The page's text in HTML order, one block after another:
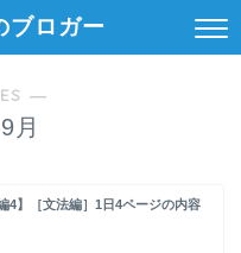
ブロガー
―
月
4】［文法編］1日4ページの内容